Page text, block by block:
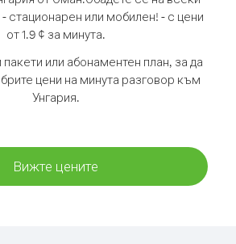
стационарен или мобилен! - с цени
от 1.9 ¢ за минута.
или абонаментен план, за да
цени на минута разговор към
Унгария.
Вижте цените